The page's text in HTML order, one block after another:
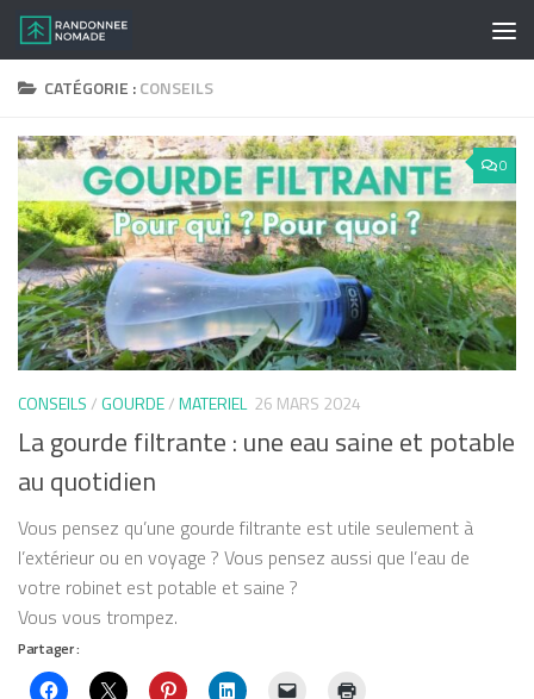
Skip to content
CATÉGORIE :CONSEILS
0
CONSEILS/GOURDE/MATERIEL 26 MARS 2024
La gourde filtrante : une eau saine et potable
au quotidien
Vous pensez qu’une gourde filtrante est utile seulement à
l’extérieur ou en voyage ? Vous pensez aussi que l’eau de
votre robinet est potable et saine ?
Vous vous trompez.
Partager :